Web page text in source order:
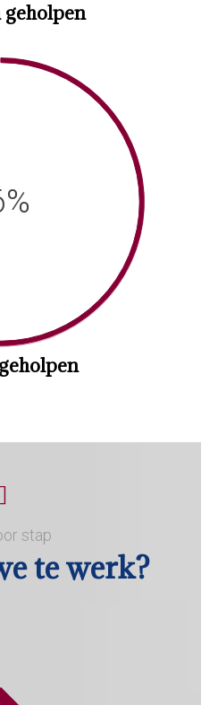
stap
te werk?